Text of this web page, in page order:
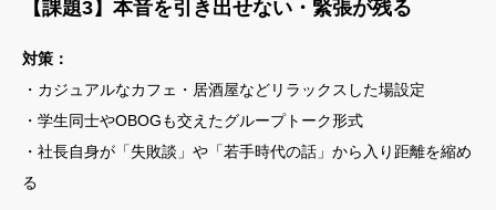
【課題3】本音を引き出せない・緊張が残る
対策：
・カジュアルなカフェ・居酒屋などリラックスした場設定
・学生同士やOBOGも交えたグループトーク形式
・社長自身が「失敗談」や「若手時代の話」から入り距離を縮め
る